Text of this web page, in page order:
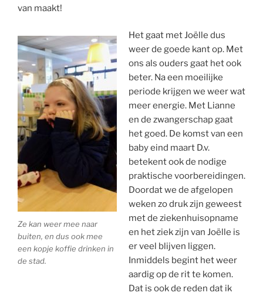
van maakt!
Ze kan weer mee naar
buiten, en dus ook mee
een kopje koffie drinken in
de stad.
Het gaat met Joëlle dus
weer de goede kant op. Met
ons als ouders gaat het ook
beter. Na een moeilijke
periode krijgen we weer wat
meer energie. Met Lianne
en de zwangerschap gaat
het goed. De komst van een
baby eind maart D.v.
betekent ook de nodige
praktische voorbereidingen.
Doordat we de afgelopen
weken zo druk zijn geweest
met de ziekenhuisopname
en het ziek zijn van Joëlle is
er veel blijven liggen.
Inmiddels begint het weer
aardig op de rit te komen.
Dat is ook de reden dat ik